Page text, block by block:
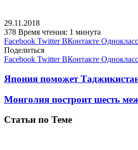
29.11.2018
378 Время чтения: 1 минута
Facebook Twitter ВКонтакте
Поделиться
Facebook Twitter ВКонтакте
Япония поможет
Монголия построит шесть
Статьи по Теме